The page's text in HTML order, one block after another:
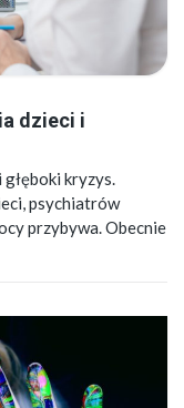
dzieci i
kryzys.
psychiatrów
przybywa. Obecnie